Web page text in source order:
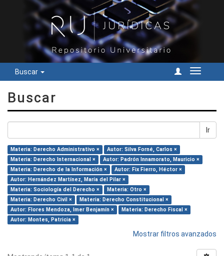
Buscar
Cambiar
Buscar
Ir
Materia: Derecho Administrativo ×
Autor: Silva Forné, Carlos ×
Materia: Derecho Internacional ×
Autor: Padrón Innamorato, Mauricio ×
Materia: Derecho de la Información ×
Autor: Fix Fierro, Héctor ×
Autor: Hernández Martínez, María del Pilar ×
Materia: Sociología del Derecho ×
Materia: Otro ×
Materia: Derecho Civil ×
Materia: Derecho Constitucional ×
Autor: Flores Mendoza, Imer Benjamín ×
Materia: Derecho Fiscal ×
Autor: Montes, Patricia ×
Mostrar filtros avanzados